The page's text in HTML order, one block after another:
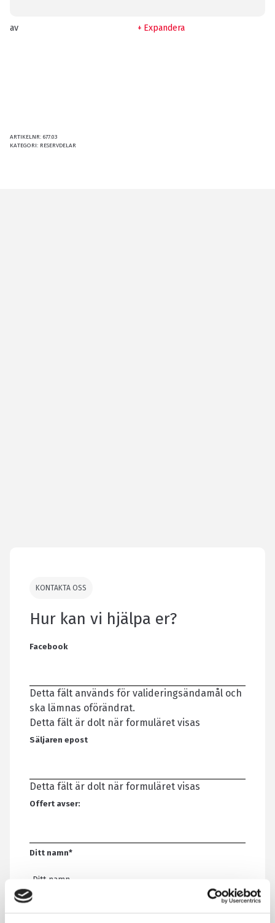
av Expandera
ARTIKELNR: 677.03
KATEGORI: RESERVDELAR
KONTAKTA OSS
Hur kan vi hjälpa er?
Facebook
Detta fält används för valideringsändamål och
ska lämnas oförändrat.
Detta fält är dolt när formuläret visas
Säljaren epost
Detta fält är dolt när formuläret visas
Offert avser:
Ditt namn*
E-post